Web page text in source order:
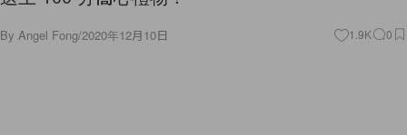
By Angel Fong/2020年12月10日 1.9K 0